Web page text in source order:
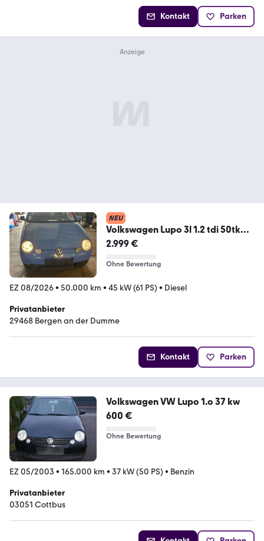
Kontakt Parken
NEU
Volkswagen Lupo 3l 1.2 tdi 50tkm
Klimaanlage
2.999 €
Ohne Bewertung
EZ 08/2026• 50.000 km • 45 kW (61 PS) • Diesel
Privatanbieter
29468 Bergen an der Dumme
Kontakt Parken
Volkswagen VW Lupo 1.o 37 kw
600 €
Ohne Bewertung
EZ 05/2003 • 165.000 km • 37 kW (50 PS) • Benzin
Privatanbieter
03051 Cottbus